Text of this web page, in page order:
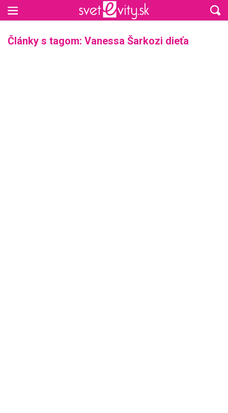
Články s tagom: Vanessa Šarkozi dieťa